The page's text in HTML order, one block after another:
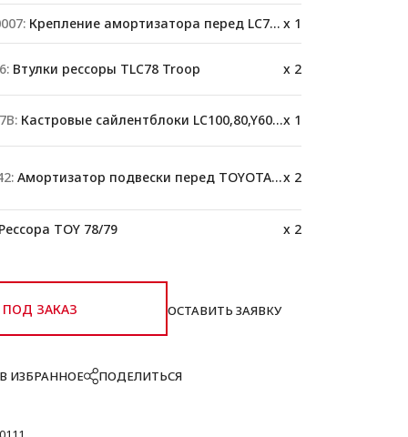
Крепление амортизатора перед LC76/78/79 x 1
Втулки рессоры TLC78 Troop x 2
Кастровые сайлентблоки LC100,80,Y60,78 x 1
Амортизатор подвески перед TOYOTA 76/78/79 x 2
TOY 78/79 x 2
ПОД ЗАКАЗ ОСТАВИТЬ ЗАЯВКУ
ИЗБРАННОЕ ПОДЕЛИТЬСЯ